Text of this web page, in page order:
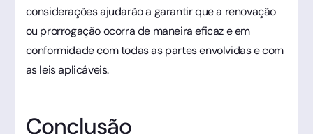
considerações ajudarão a garantir que a renovação
ou prorrogação ocorra de maneira eficaz e em
conformidade com todas as partes envolvidas e com
as leis aplicáveis.
Conclusão